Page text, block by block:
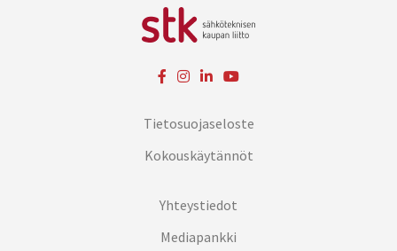
Tietosuojaseloste
Kokouskäytännöt
Yhteystiedot
Mediapankki